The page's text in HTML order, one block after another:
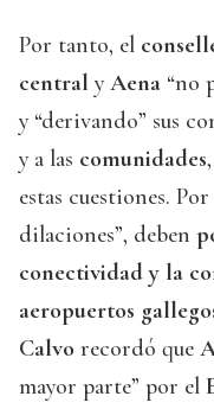
Por tanto, el
central yAena “no
y “derivando” sus
y a las comunidades
estas cuestiones.
dilaciones”, deben
conectividad y la
aeropuertos
Calvo recordó que
mayor parte” por el